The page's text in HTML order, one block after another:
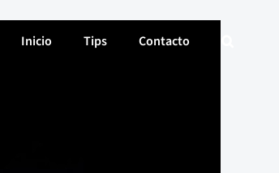
Inicio Tips Contacto